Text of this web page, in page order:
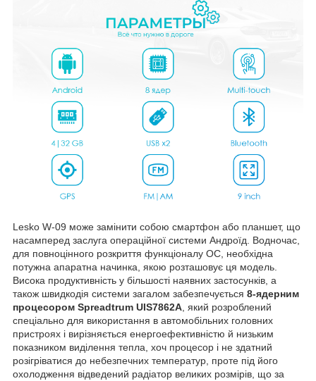
Lesko W-09 може замінити собою смартфон або планшет, що
насамперед заслуга операційної системи Андроїд. Водночас,
для повноцінного розкриття функціоналу ОС, необхідна
потужна апаратна начинка, якою розташовує ця модель.
Висока продуктивність у більшості наявних застосунків, а
також швидкодія системи загалом забезпечується 8-ядерним
процесором Spreadtrum UIS7862A, який розроблений
спеціально для використання в автомобільних головних
пристроях і вирізняється енергоефективністю й низьким
показником виділення тепла, хоч процесор і не здатний
розігріватися до небезпечних температур, проте під його
охолодження відведений радіатор великих розмірів, що за